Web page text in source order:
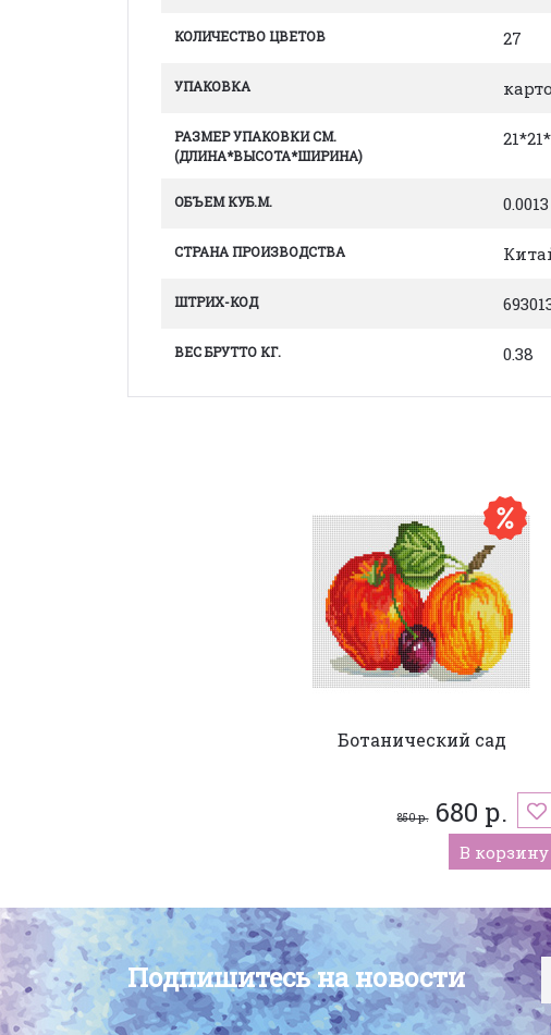
КОЛИЧЕСТВО ЦВЕТОВ 27
УПАКОВКА
РАЗМЕР УПАКОВКИ СМ.
(ДЛИНА*ВЫСОТА*ШИРИНА)
ОБЪЕМ КУБ.М. 0.0013
СТРАНА ПРОИЗВОДСТВА
ШТРИХ-КОД
ВЕС БРУТТО КГ. 0.38
Ботанический сад
850 р.680 р.
В корзину
Подпишитесь на новости